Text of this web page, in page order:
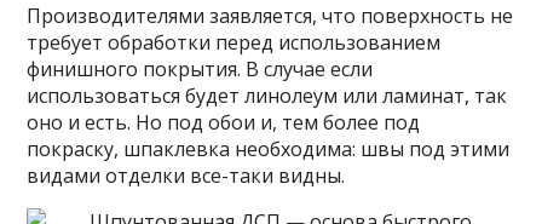
Производителями заявляется, что поверхность не
требует обработки перед использованием
финишного покрытия. В случае если
использоваться будет линолеум или ламинат, так
оно и есть. Но под обои и, тем более под
покраску, шпаклевка необходима: швы под этими
видами отделки все-таки видны.